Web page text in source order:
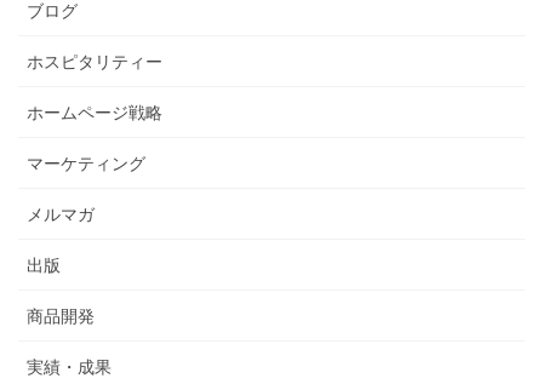
ブログ
ホスピタリティー
ホームページ戦略
マーケティング
メルマガ
出版
商品開発
実績・成果